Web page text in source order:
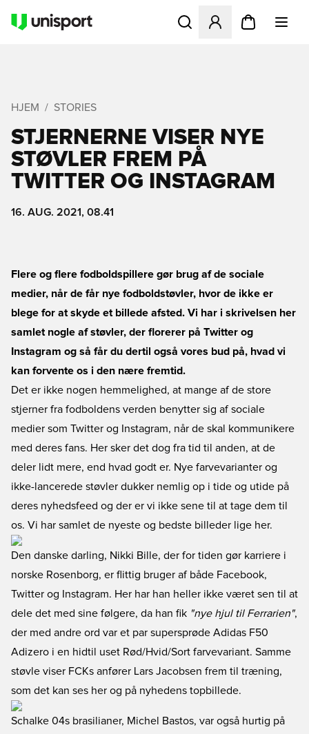
Åbner en Modal til at
HJEM STORIES
STJERNERNE VISER NYE
STØVLER FREM PÅ
TWITTER OG INSTAGRAM
16. AUG. 2021, 08.41
Flere og flere fodboldspillere gør brug af de sociale
medier, når de får nye fodboldstøvler, hvor de ikke er
blege for at skyde et billede afsted. Vi har i skrivelsen her
samlet nogle af støvler, der florerer på Twitter og
Instagram og så får du dertil også vores bud på, hvad vi
kan forvente os i den nære fremtid.
Det er ikke nogen hemmelighed, at mange af de store
stjerner fra fodboldens verden benytter sig af sociale
medier som Twitter og Instagram, når de skal kommunikere
med deres fans. Her sker det dog fra tid til anden, at de
deler lidt mere, end hvad godt er. Nye farvevarianter og
ikke-lancerede støvler dukker nemlig op i tide og utide på
deres nyhedsfeed og der er vi ikke sene til at tage dem til
os. Vi har samlet de nyeste og bedste billeder lige her.
Den danske darling, Nikki Bille, der for tiden gør karriere i
norske Rosenborg, er flittig bruger af både Facebook,
Twitter og Instagram. Her har han heller ikke været sen til at
dele det med sine følgere, da han fik "nye hjul til Ferrarien",
der med andre ord var et par supersprøde Adidas F50
Adizero i en hidtil uset Rød/Hvid/Sort farvevariant. Samme
støvle viser FCKs anfører Lars Jacobsen frem til træning,
som det kan ses her og på nyhedens topbillede.
Schalke 04s brasilianer, Michel Bastos, var også hurtig på